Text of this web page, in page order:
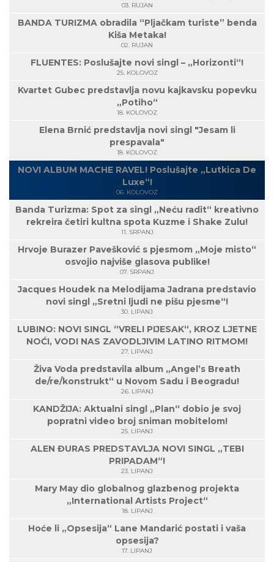
03. RUJAN
BANDA TURIZMA obradila “Pljačkam turiste” benda
Kiša Metaka!
02. RUJAN
FLUENTES: Poslušajte novi singl – „Horizonti“!
25. KOLOVOZ
Kvartet Gubec predstavlja novu kajkavsku popevku
„Potiho“
18. KOLOVOZ
Elena Brnić predstavlja novi singl "Jesam li
prespavala"
18. KOLOVOZ
NOVI ALBUM MACHE RAVEL! Poslušajte „Lutkica De
Luxe“!
06. KOLOVOZ
Banda Turizma: Spot za singl „Neću radit“ kreativno
rekreira četiri kultna spota Kuzme i Shake Zulu!
11. SRPANJ
Hrvoje Burazer Pavešković s pjesmom „Moje misto“
osvojio najviše glasova publike!
07. SRPANJ
Jacques Houdek na Melodijama Jadrana predstavio
novi singl „Sretni ljudi ne pišu pjesme“!
30. LIPANJ
LUBINO: NOVI SINGL “VRELI PIJESAK“, KROZ LJETNE
NOĆI, VODI NAS ZAVODLJIVIM LATINO RITMOM!
27. LIPANJ
Živa Voda predstavila album „Angel’s Breath
de/re/konstrukt“ u Novom Sadu i Beogradu!
26. LIPANJ
KANDŽIJA: Aktualni singl „Plan“ dobio je svoj
popratni video broj sniman mobitelom!
25. LIPANJ
ALEN ĐURAS PREDSTAVLJA NOVI SINGL „TEBI
PRIPADAM“!
23. LIPANJ
Mary May dio globalnog glazbenog projekta
„International Artists Project“
18. LIPANJ
Hoće li „Opsesija“ Lane Mandarić postati i vaša
opsesija?
17. LIPANJ